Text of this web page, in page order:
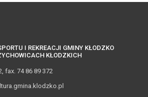
I REKREACJI GMINY KŁODZKO
KŁODZKICH
fax. 74 86 89 372